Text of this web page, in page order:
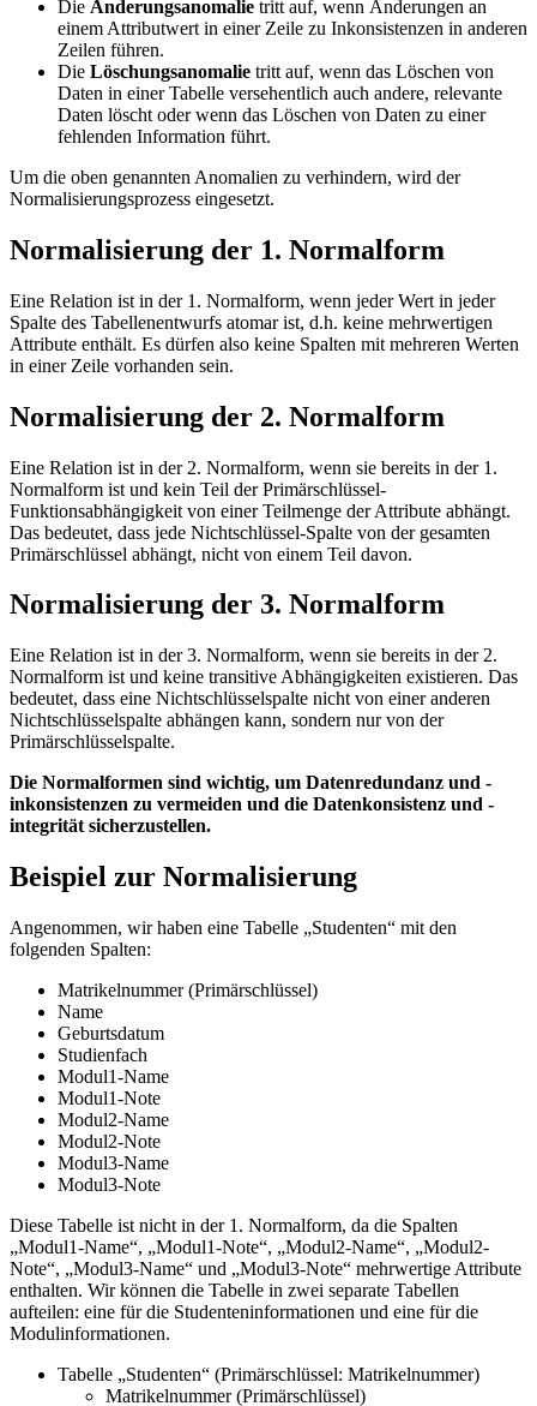
Die Änderungsanomalie tritt auf, wenn Änderungen an
einem Attributwert in einer Zeile zu Inkonsistenzen in anderen
Zeilen führen.
Die Löschungsanomalie tritt auf, wenn das Löschen von
Daten in einer Tabelle versehentlich auch andere, relevante
Daten löscht oder wenn das Löschen von Daten zu einer
fehlenden Information führt.
Um die oben genannten Anomalien zu verhindern, wird der
Normalisierungsprozess eingesetzt.
Normalisierung der 1. Normalform
Eine Relation ist in der 1. Normalform, wenn jeder Wert in jeder
Spalte des Tabellenentwurfs atomar ist, d.h. keine mehrwertigen
Attribute enthält. Es dürfen also keine Spalten mit mehreren Werten
in einer Zeile vorhanden sein.
Normalisierung der 2. Normalform
Eine Relation ist in der 2. Normalform, wenn sie bereits in der 1.
Normalform ist und kein Teil der Primärschlüssel-
Funktionsabhängigkeit von einer Teilmenge der Attribute abhängt.
Das bedeutet, dass jede Nichtschlüssel-Spalte von der gesamten
Primärschlüssel abhängt, nicht von einem Teil davon.
Normalisierung der 3. Normalform
Eine Relation ist in der 3. Normalform, wenn sie bereits in der 2.
Normalform ist und keine transitive Abhängigkeiten existieren. Das
bedeutet, dass eine Nichtschlüsselspalte nicht von einer anderen
Nichtschlüsselspalte abhängen kann, sondern nur von der
Primärschlüsselspalte.
Die Normalformen sind wichtig, um Datenredundanz und -
inkonsistenzen zu vermeiden und die Datenkonsistenz und -
integrität sicherzustellen.
Beispiel zur Normalisierung
Angenommen, wir haben eine Tabelle „Studenten“ mit den
folgenden Spalten:
Matrikelnummer (Primärschlüssel)
Name
Geburtsdatum
Studienfach
Modul1-Name
Modul1-Note
Modul2-Name
Modul2-Note
Modul3-Name
Modul3-Note
Diese Tabelle ist nicht in der 1. Normalform, da die Spalten
„Modul1-Name“, „Modul1-Note“, „Modul2-Name“, „Modul2-
Note“, „Modul3-Name“ und „Modul3-Note“ mehrwertige Attribute
enthalten. Wir können die Tabelle in zwei separate Tabellen
aufteilen: eine für die Studenteninformationen und eine für die
Modulinformationen.
Tabelle „Studenten“ (Primärschlüssel: Matrikelnummer)
Matrikelnummer (Primärschlüssel)